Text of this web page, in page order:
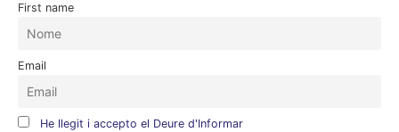
First name
Email
He llegit i accepto el Deure d'Informar